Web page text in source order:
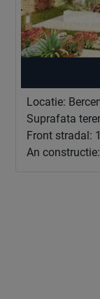
Locatie:
Suprafata
Front stradal:
An